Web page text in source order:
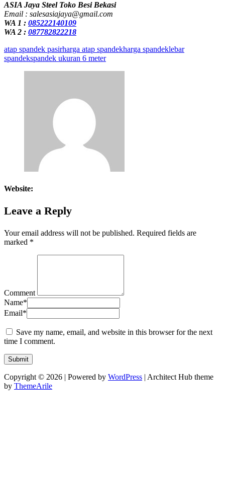
ASIA Jaya Steel Toko Besi Bekasi
Email : salesasiajaya@gmail.com
WA 1 : 085222140109
WA 2 : 087782822218
atap spandek pasirharga atap spandekharga spandeklebar
spandekspandek ukuran 6 meter
Website:
Leave a Reply
Your email address will not be published. Required fields are
marked *
Comment
Name*
Email*
Save my name, email, and website in this browser for the next
time I comment.
Copyright © 2026 | Powered by WordPress | Architect Hub theme
by ThemeArile